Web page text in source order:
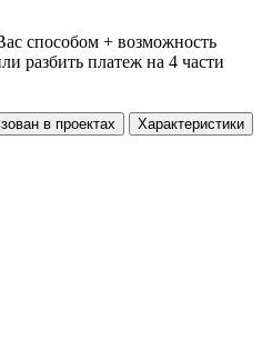
способом + возможность
разбить платеж на 4 части
в проектах Характеристики